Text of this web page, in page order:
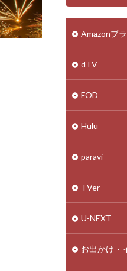
Amazonプ
dTV
FOD
Hulu
paravi
TVer
U-NEXT
お出かけ・